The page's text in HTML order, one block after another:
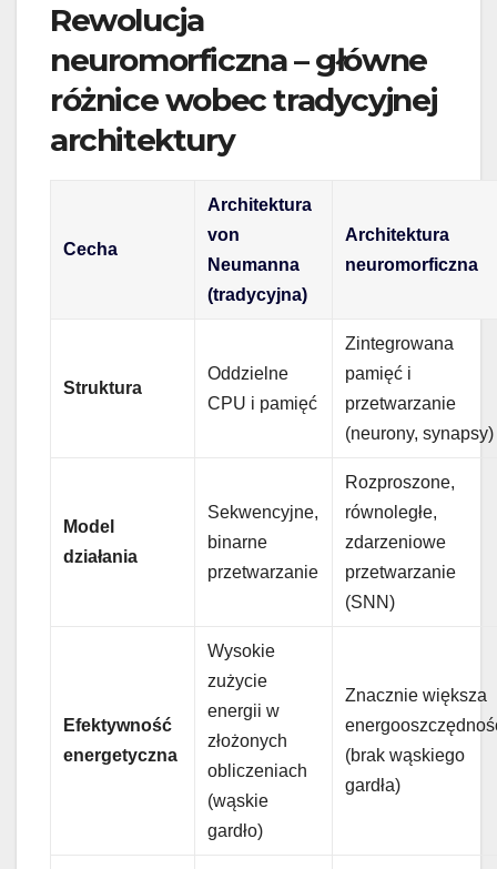
Rewolucja
neuromorficzna – główne
różnice wobec tradycyjnej
architektury
Cecha
Architektura
von
Neumanna
(tradycyjna)
Architektura
neuromorficzna
Struktura
Oddzielne
CPU i pamięć
Zintegrowana
pamięć i
przetwarzanie
(neurony, synapsy)
Model
działania
Sekwencyjne,
binarne
przetwarzanie
Rozproszone,
równoległe,
zdarzeniowe
przetwarzanie
(SNN)
Efektywność
energetyczna
Wysokie
zużycie
energii w
złożonych
obliczeniach
(wąskie
gardło)
Znacznie większa
(brak wąskiego
gardła)